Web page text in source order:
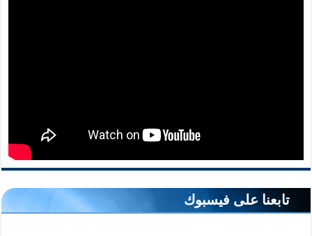
تابعنا على فيسبوك